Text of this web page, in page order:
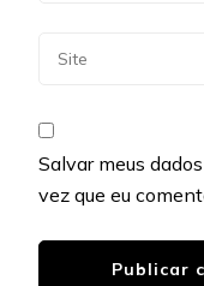
Salvar meus
vez que eu